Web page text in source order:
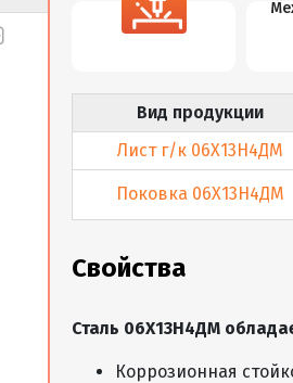
Резка
Вид продукции
Лист г/к 06Х13Н4ДМ
Поковка 06Х13Н4ДМ
Свойства
Сталь 06Х13Н4ДМ
Коррозионная